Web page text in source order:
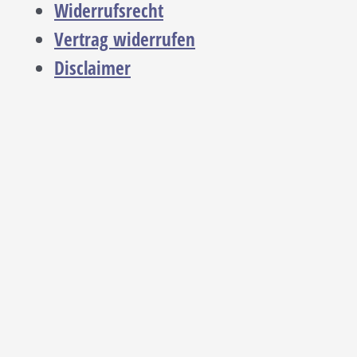
Widerrufsrecht
Vertrag widerrufen
Disclaimer